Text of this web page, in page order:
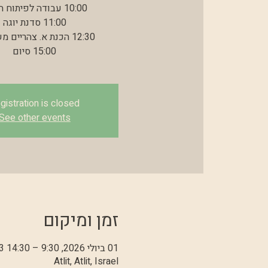
15:00 סיום
is closed
other events
זמן ומיקום
01 ביולי 2026, 9:30 – 14:30 GMT‎+3‎
Atlit, Atlit, Israel